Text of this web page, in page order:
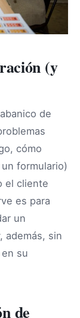
(y
de
cómo
formulario)
el cliente
es para
un
además, sin
su
de